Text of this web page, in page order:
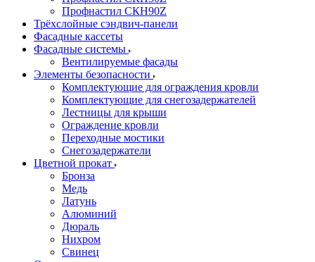
Профнастил СКН90Z
Трёхслойные сэндвич-панели
Фасадные кассеты
Фасадные системы
Вентилируемые фасады
Элементы безопасности
Комплектующие для ограждения кровли
Комплектующие для снегозадержателей
Лестницы для крыши
Ограждение кровли
Переходные мостики
Снегозадержатели
Цветной прокат
Бронза
Медь
Латунь
Алюминий
Дюраль
Нихром
Свинец